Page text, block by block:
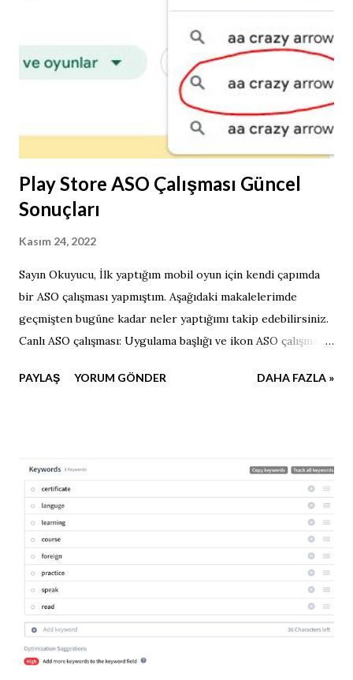
alan kısımlar asla türkçe karakter içermemelidir. Çözüm için
proje dosyanızı direkt olarak "C:" sürücüsüne atabilirsiniz.
Daha sonra tekrar build aldığınızda işlem sorunsuz olarak
tamamlanacaktır.
Play Store ASO Çalışması Güncel
Sonuçları
Kasım 24, 2022
Sayın Okuyucu, İlk yaptığım mobil oyun için kendi çapımda
bir ASO çalışması yapmıştım. Aşağıdaki makalelerimde
geçmişten bugüne kadar neler yaptığımı takip edebilirsiniz.
Canlı ASO çalışması: Uygulama başlığı ve ikon ASO çalışması
çalışması: Uygulama açıklamaları ve tanıtım görselleri ASO
biraz zaman vermeniz gerekiyor. Ancak sabırlı olursanız
başarabileceğiniz bir şey. Şimdi size yaptığım ASO sürecinde
neleri başardım, neleri başaramadım açıklayacağım.
Uygulama Başlığı Önce: AA World Tour Sonra: Crazy
Arrow Shooting Game Güncel: AA Crazy Arrow Shooter
Game Kısa Açıklama Önce: Play now a funny version of
the "AA" arrow shooting game Güncel: Funny Version of
the "AA" Arrow S...
PAYLAŞ YORUM GÖNDER DAHA FAZLA »